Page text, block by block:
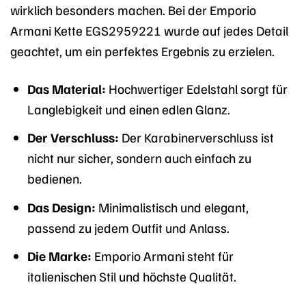
wirklich besonders machen. Bei der Emporio
Armani Kette EGS2959221 wurde auf jedes Detail
geachtet, um ein perfektes Ergebnis zu erzielen.
Das Material: Hochwertiger Edelstahl sorgt für
Langlebigkeit und einen edlen Glanz.
Der Verschluss: Der Karabinerverschluss ist
nicht nur sicher, sondern auch einfach zu
bedienen.
Das Design: Minimalistisch und elegant,
passend zu jedem Outfit und Anlass.
Die Marke: Emporio Armani steht für
italienischen Stil und höchste Qualität.